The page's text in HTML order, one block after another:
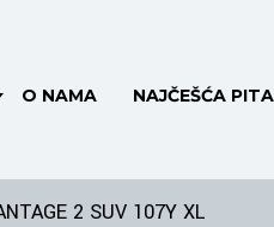
O NAMA NAJČEŠĆA
2 SUV 107Y XL